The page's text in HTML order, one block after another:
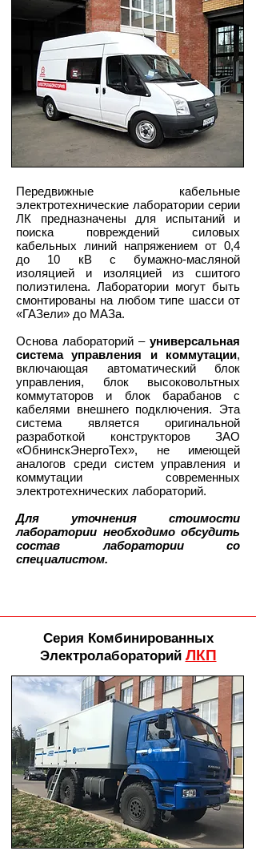
Передвижные кабельные
электротехнические лаборатории серии
ЛК предназначены для испытаний и
поиска повреждений силовых
кабельных линий напряжением от 0,4
до 10 кВ с бумажно-масляной
изоляцией и изоляцией из сшитого
полиэтилена. Лаборатории могут быть
смонтированы на любом типе шасси от
«ГАЗели» до МАЗа.
Основа лабораторий – универсальная
система управления и коммутации,
включающая автоматический блок
управления, блок высоковольтных
коммутаторов и блок барабанов с
кабелями внешнего подключения. Эта
система является оригинальной
разработкой конструкторов ЗАО
«ОбнинскЭнергоТех», не имеющей
аналогов среди систем управления и
коммутации современных
электротехнических лабораторий.
Для уточнения стоимости
лаборатории необходимо обсудить
состав лаборатории со
специалистом.
Серия Комбинированных
Электролабораторий ЛКП